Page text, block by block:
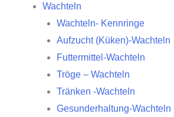
Wachteln
Wachteln- Kennringe
Aufzucht (Küken)-Wachteln
Futtermittel-Wachteln
Tröge – Wachteln
Tränken -Wachteln
Gesunderhaltung-Wachteln